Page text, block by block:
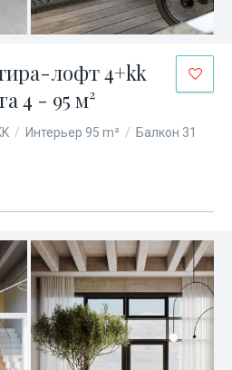
лофт 4+kk
4 - 95 м²
/ Интерьер 95 m² / Балкон 31